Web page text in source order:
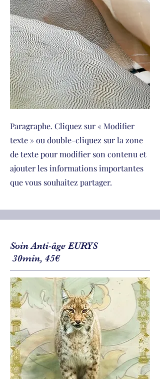
Paragraphe. Cliquez sur « Modifier
texte » ou double-cliquez sur la zone
de texte pour modifier son contenu et
ajouter les informations importantes
que vous souhaitez partager.
Soin Anti-âge EURYS
30min, 45€